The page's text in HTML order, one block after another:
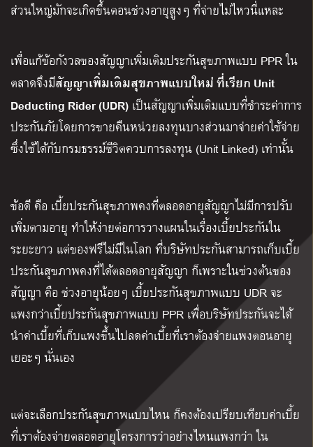
ส่วนใหญ่มักจะเกิดขึ้นตอนช่วงอายุสูงๆ ที่จ่ายไม่ไหวนี่แหละ
เพื่อแก้ข้อกังวลของสัญญาเพิ่มเติมประกันสุขภาพแบบ PPR ใน
ตลาดจึงมีสัญญาเพิ่มเติมสุขภาพแบบใหม่ ที่เรียก Unit
Deducting Rider (UDR) เป็นสัญญาเพิ่มเติมแบบที่ชำระค่าการ
ประกันภัยโดยการขายคืนหน่วยลงทุนบางส่วนมาจ่ายค่าใช้จ่าย
ซึ่งใช้ได้กับกรมธรรม์ชีวิตควบการลงทุน (Unit Linked) เท่านั้น
ข้อดี คือ เบี้ยประกันสุขภาพคงที่ตลอดอายุสัญญาไม่มีการปรับ
เพิ่มตามอายุ ทำให้ง่ายต่อการวางแผนในเรื่องเบี้ยประกันใน
ระยะยาว แต่ของฟรีไม่มีในโลก ที่บริษัทประกันสามารถเก็บเบี้ย
ประกันสุขภาพคงที่ได้ตลอดอายุสัญญา ก็เพราะในช่วงต้นของ
สัญญา คือ ช่วงอายุน้อยๆ เบี้ยประกันสุขภาพแบบ UDR จะ
แพงกว่าเบี้ยประกันสุขภาพแบบ PPR เพื่อบริษัทประกันจะได้
นำค่าเบี้ยที่เก็บแพงขึ้นไปลดค่าเบี้ยที่เราต้องจ่ายแพงตอนอายุ
เยอะๆ นั่นเอง
แต่จะเลือกประกันสุขภาพแบบไหน ก็คงต้องเปรียบเทียบค่าเบี้ย
ที่เราต้องจ่ายตลอดอายุโครงการว่าอย่างไหนแพงกว่า ใน